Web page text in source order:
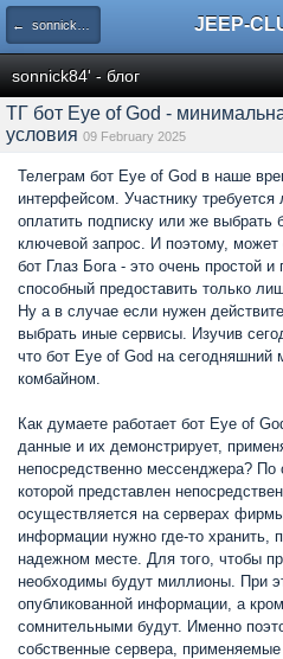
← sonnick84' - блог JEEP-
sonnick84' - блог
ТГ бот Eye of God -
условия 09 February 2025
Телеграм бот Eye of God в наше
интерфейсом. Участнику требуется
оплатить подписку или же выбрать
ключевой запрос. И поэтому, может
бот Глаз Бога - это очень простой
способный предоставить только
Ну а в случае если нужен
выбрать иные сервисы. Изучив
что бот Eye of God на сегодняшний
комбайном.
Как думаете работает бот Eye of
данные и их демонстрирует,
непосредственно мессенджера?
которой представлен
осуществляется на серверах
информации нужно где-то хранить,
надежном месте. Для того, чтобы
необходимы будут миллионы. При
опубликованной информации, а
сомнительными будут. Именно
собственные сервера,